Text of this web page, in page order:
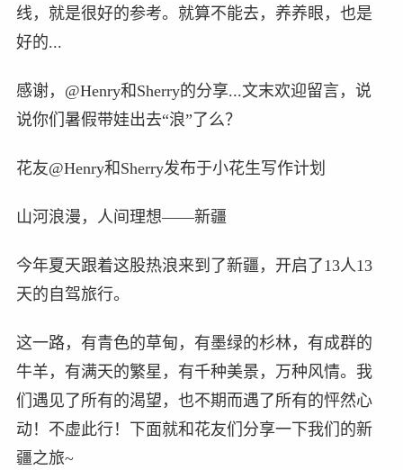
线，就是很好的参考。就算不能去，养养眼，也是
好的...
感谢，@Henry和Sherry的分享...文末欢迎留言，说
说你们暑假带娃出去“浪”了么？
花友@Henry和Sherry发布于小花生写作计划
山河浪漫，人间理想——新疆
今年夏天跟着这股热浪来到了新疆，开启了13人13
天的自驾旅行。
这一路，有青色的草甸，有墨绿的杉林，有成群的
牛羊，有满天的繁星，有千种美景，万种风情。我
们遇见了所有的渴望，也不期而遇了所有的怦然心
动！不虚此行！下面就和花友们分享一下我们的新
疆之旅~